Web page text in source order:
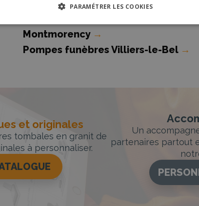
Montmorency →
Pompes funèbres Villiers-le-Bel →
et originales
tombales en granit de
à personnaliser.
Un
partenaires partout
PARAMÉTRER LES COOKIES